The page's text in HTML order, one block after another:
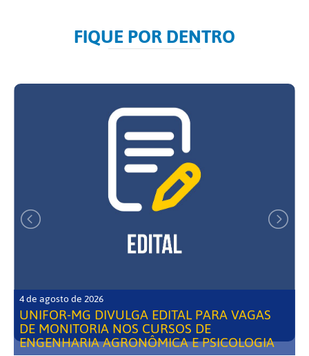
FIQUE POR DENTRO
4 de agosto de 2026
UNIFOR-MG DIVULGA EDITAL PARA VAGAS
DE MONITORIA NOS CURSOS DE
ENGENHARIA AGRONÔMICA E PSICOLOGIA